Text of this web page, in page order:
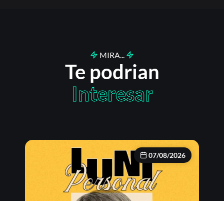
MIRA...
Te podrian
Interesar
07/08/2026